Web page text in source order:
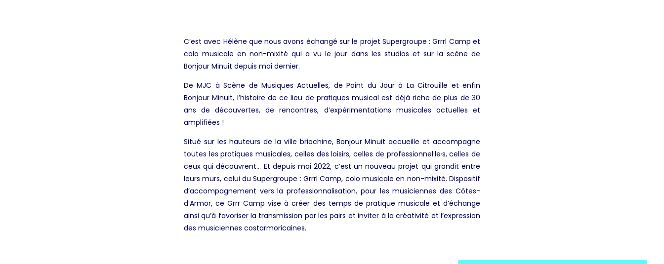
C’est avec Hélène que nous avons échangé sur le projet Supergroupe : Grrrl Camp et
colo musicale en non-mixité qui a vu le jour dans les studios et sur la scène de
Bonjour Minuit depuis mai dernier.
De MJC à Scène de Musiques Actuelles, de Point du Jour à La Citrouille et enfin
Bonjour Minuit, l’histoire de ce lieu de pratiques musical est déjà riche de plus de 30
ans de découvertes, de rencontres, d’expérimentations musicales actuelles et
amplifiées !
Situé sur les hauteurs de la ville briochine, Bonjour Minuit accueille et accompagne
toutes les pratiques musicales, celles des loisirs, celles de professionnel·le·s, celles de
ceux qui découvrent… Et depuis mai 2022, c’est un nouveau projet qui grandit entre
leurs murs, celui du Supergroupe : Grrrl Camp, colo musicale en non-mixité. Dispositif
d’accompagnement vers la professionnalisation, pour les musiciennes des Côtes-
d’Armor, ce Grrr Camp vise à créer des temps de pratique musicale et d’échange
ainsi qu’à favoriser la transmission par les pairs et inviter à la créativité et l’expression
des musiciennes costarmoricaines.